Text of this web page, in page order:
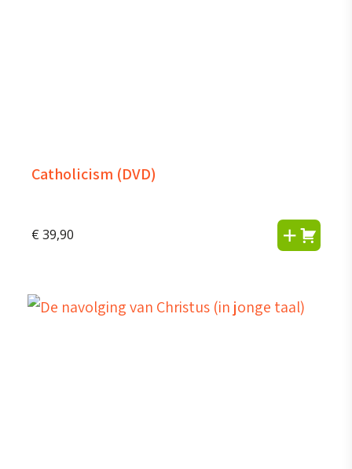
Catholicism (DVD)
€ 39,90